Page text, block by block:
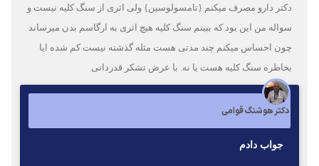
دکتر دارو مصرف میکنم {تامسولوسین} ولی اثری از سنگ کلیه نیست و
سواله من این بود که ببینم سنگ کلیه هیچ اثری به ارگاسم بدن میرساند
چون احساس میکنم چند مدتی هست مثله گذشته نیست کم شده ایا
بخاطره سنگ کلیه هست یا نه. با عرض تشکر قدردانی
دکتر هوشنگ قوامی
جواب دادم